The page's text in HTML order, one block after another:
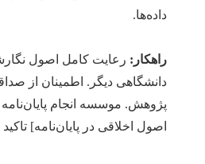
داده‌ها.
راهکار:
دانشگاهی دیگر. اطمینان از
پژوهش. موسسه انجام
اصول اخلاقی در پایان‌نامه] تاکید